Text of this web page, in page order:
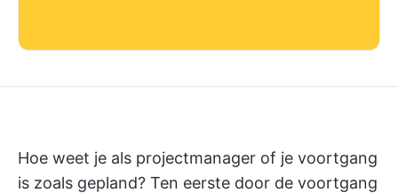
Hoe weet je als projectmanager of je voortgang
is zoals gepland? Ten eerste door de voortgang